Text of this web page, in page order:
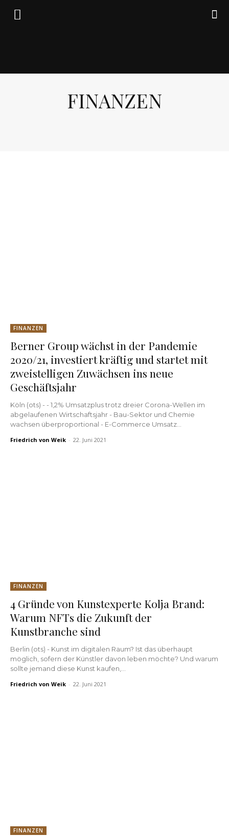
Friedrich
FINANZEN
FINANZEN
Berner Group wächst in der Pandemie
2020/21, investiert kräftig und startet mit
zweistelligen Zuwächsen ins neue
Geschäftsjahr
Köln (ots) - - 1,2% Umsatzplus trotz dreier Corona-Wellen im
abgelaufenen Wirtschaftsjahr - Bau-Sektor und Chemie
wachsen überproportional - E-Commerce Umsatz...
Friedrich von Weik - 22. Juni 2021
FINANZEN
4 Gründe von Kunstexperte Kolja Brand:
Warum NFTs die Zukunft der
Kunstbranche sind
Berlin (ots) - Kunst im digitalen Raum? Ist das überhaupt
möglich, sofern der Künstler davon leben möchte? Und warum
sollte jemand diese Kunst kaufen,...
Friedrich von Weik - 22. Juni 2021
FINANZEN